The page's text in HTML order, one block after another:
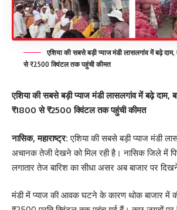
एशिया की सबसे बड़ी प्याज मंडी लासलगांव में बढ़े
से ₹2500 क्विंटल तक पहुंची कीमत
एशिया की सबसे बड़ी प्याज मंडी लासलगांव में बढ़े दाम,
₹1800 से ₹2500 क्विंटल तक पहुंची कीमत
नासिक, महाराष्ट्र: एशिया की सबसे बड़ी प्याज मंडी
अचानक तेजी देखने को मिल रही है। नासिक जिले में
लगातार तेज बारिश का सीधा असर अब बाजार पर
मंडी में प्याज की आवक घटने के कारण थोक बाजार में